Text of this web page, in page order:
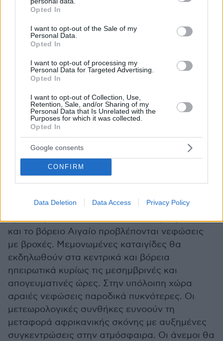
grant or deny consent to Google and its third-party tags to
use your data for below specified purposes in below Google
consent section.
Opted In
I want to opt-out of the Sale of my
Personal Data.
Opted In
I want to opt-out of processing my
Personal Data for Targeted Advertising.
Opted In
I want to opt-out of Collection, Use,
Retention, Sale, and/or Sharing of my
Personal Data that Is Unrelated with the
Purposes for which it was collected.
Opted In
Google consents
CONFIRM
Data Deletion Data Access Privacy Policy
Θερμοκρασία: Από 14 έως 22 και στα νότια έως
24 βαθμούς Κελσίου.
ΘΕΣΣΑΛΙΑ
Καιρός: Αραιές νεφώσεις κατά διαστήματα
διάρκειας από το μεσημέρι.
Ανεμοι: Μεταβλητοί 3 με 4 και από τις
προμεσημβρινές ώρες ανατολικών
διευθύνσεων έως 5 μποφόρ.
Θερμοκρασία: Από 10 έως 21 βαθμούς Κελσίου.
Ο καιρός την Τρίτη 23 Απριλίου
Στα κεντρικά και βόρεια ηπειρωτικά και
πρόσκαιρα στο Ιόνιο, τα υπόλοιπα ηπειρωτικά
και το βόρειο Αιγαίο προβλέπονται νεφώσεις
με βροχές. Μεμονωμένες καταιγίδες θα
εκδηλωθούν στα κεντρικά και βόρεια
ηπειρωτικά κυρίως τις μεσημβρινές και
απογευματινές ώρες. Στην υπόλοιπη χώρα
αραιές νεφώσεις παροδικά πυκνότερες. Οι
μετεωρολογικές συνθήκες ευνοούν τη
μεταφορά αφρικανικής σκόνης με αυξημένες
συγκεντρώσεις στην ατμόσφαιρα. Οι άνεμοι θα